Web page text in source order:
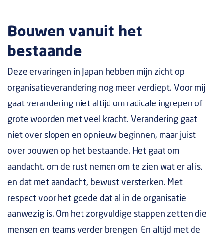
Bouwen vanuit het
bestaande
Deze ervaringen in Japan hebben mijn zicht op
organisatieverandering nog meer verdiept. Voor mij
gaat verandering niet altijd om radicale ingrepen of
grote woorden met veel kracht. Verandering gaat
niet over slopen en opnieuw beginnen, maar juist
over bouwen op het bestaande. Het gaat om
aandacht, om de rust nemen om te zien wat er al is,
en dat met aandacht, bewust versterken. Met
respect voor het goede dat al in de organisatie
aanwezig is. Om het zorgvuldige stappen zetten die
mensen en teams verder brengen. En altijd met de